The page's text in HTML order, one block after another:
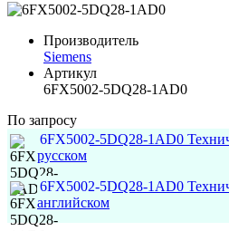
Производитель
Siemens
Артикул
6FX5002-5DQ28-1AD0
По запросу
6FX5002-5DQ28-1AD0
русском
6FX5002-5DQ28-1AD0
английском